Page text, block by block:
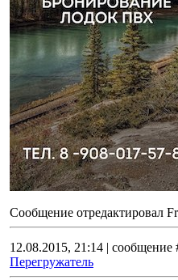
Сообщение отредактировал
12.08.2015, 21:14 | сообщение
Перегружатель